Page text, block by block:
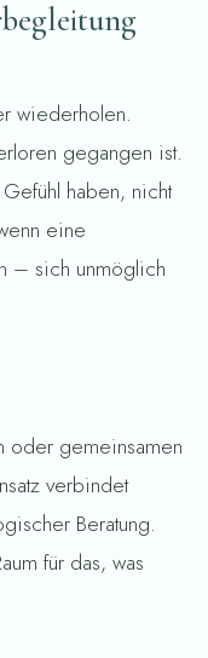
wiederholen.
gegangen ist.
haben, nicht
eine
– sich unmöglich
oder gemeinsamen
verbindet
Beratung.
für das, was